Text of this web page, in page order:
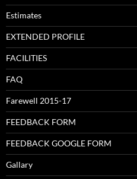
Estimates
EXTENDED PROFILE
FACILITIES
FAQ
Farewell 2015-17
FEEDBACK FORM
FEEDBACK GOOGLE FORM
Gallary